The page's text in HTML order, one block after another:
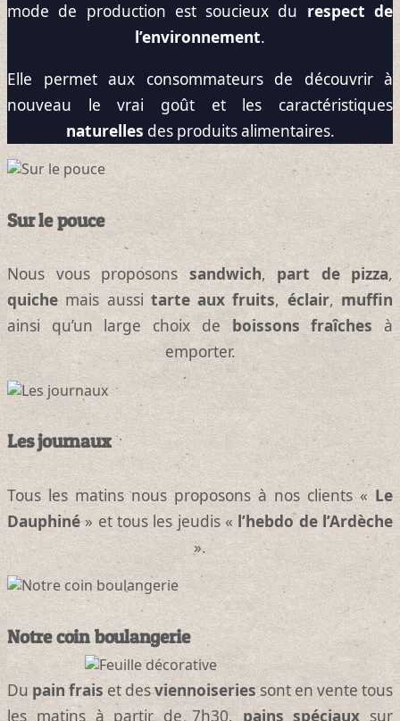
mode de production est soucieux du respect de
l’environnement.
Elle permet aux consommateurs de découvrir à
nouveau le vrai goût et les caractéristiques
naturelles des produits alimentaires.
Sur le pouce
Nous vous proposonssandwich, part de pizza,
quiche mais aussi tarte aux fruits, éclair,muffin
ainsi qu’un large choix de boissons fraîches à
emporter.
Les journaux
Tous les matins nous proposons à nos clients « Le
Dauphiné» et tous les jeudis « l’hebdo de l’Ardèche
».
Notre coin boulangerie
Du pain frais et desviennoiseriessont en vente tous
les matins à partir de 7h30, pains spéciaux sur